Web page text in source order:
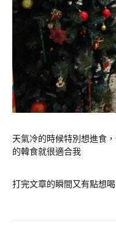
天氣冷的時候特別想進食
的韓食就很適合我
打完文章的瞬間又有點想